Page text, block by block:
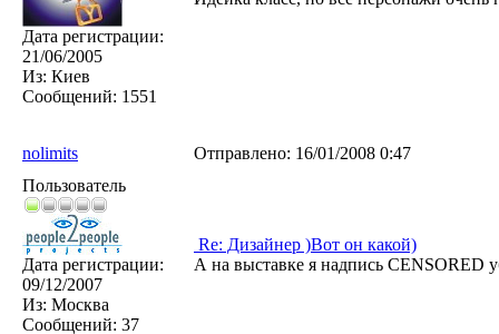
Дата регистрации:
21/06/2005
Из: Киев
Сообщений: 1551
nolimits Отправлено: 16/01/2008 0:47
Пользователь
Дата регистрации:
09/12/2007
Из: Москва
Сообщений: 37
Re: Дизайнер )Вот он какой)
А на выставке я надпись CENSORED